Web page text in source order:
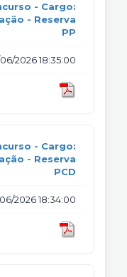
- Cargo:
- Reserva
PP
2026 18:35:00
- Cargo:
- Reserva
PCD
2026 18:34:00